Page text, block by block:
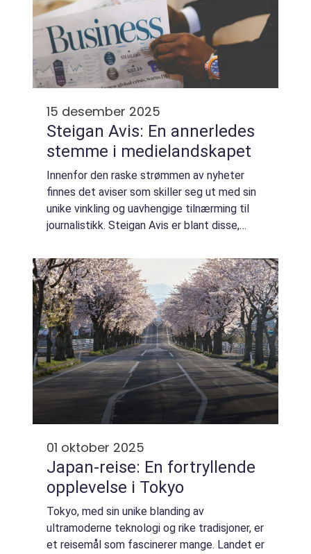
15 desember 2025
Steigan Avis: En annerledes
stemme i medielandskapet
Innenfor den raske strømmen av nyheter
finnes det aviser som skiller seg ut med sin
unike vinkling og uavhengige tilnærming til
journalistikk. Steigan Avis er blant disse,
fremme kritisk...
01 oktober 2025
Japan-reise: En fortryllende
opplevelse i Tokyo
Tokyo, med sin unike blanding av
ultramoderne teknologi og rike tradisjoner, er
et reisemål som fascinerer mange. Landet er